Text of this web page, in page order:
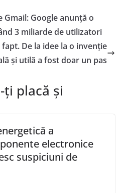
Google anunță o
3 miliarde de utilizatori
De la idee la o invenție
și utilă a fost doar un pas
ți placă și
a
electronice
suspiciuni de